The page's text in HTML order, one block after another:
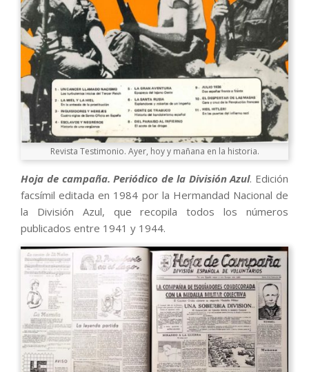
Revista Testimonio. Ayer, hoy y mañana en la historia.
Hoja de campaña. Periódico de la División Azul. Edición
facsímil editada en 1984 por la Hermandad Nacional de
la División Azul, que recopila todos los números
publicados entre 1941 y 1944.